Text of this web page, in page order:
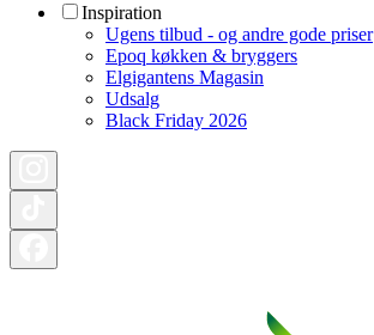
Inspiration
Ugens tilbud - og andre gode priser
Epoq køkken & bryggers
Elgigantens Magasin
Udsalg
Black Friday 2026